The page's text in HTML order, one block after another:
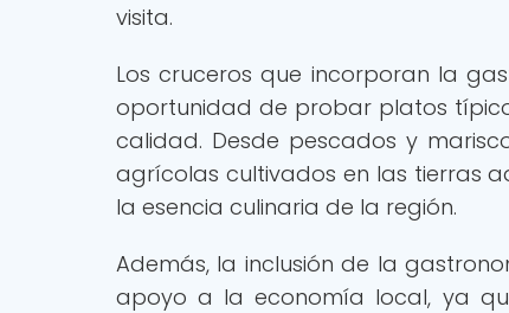
visita.
Los cruceros que incorporan la
oportunidad de probar platos
calidad. Desde pescados y
agrícolas cultivados en las tierras
la esencia culinaria de la región.
Además, la inclusión de la
apoyo a la economía local, ya